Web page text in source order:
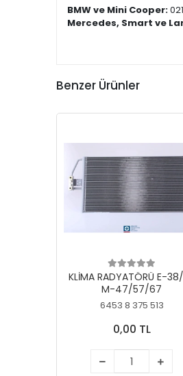
BMW ve Mini Cooper:
Mercedes, Smart ve
Benzer Ürünler
KLİMA RADYATÖRÜ E-
M-47/57/67
6453 8 375 513
0,00 TL